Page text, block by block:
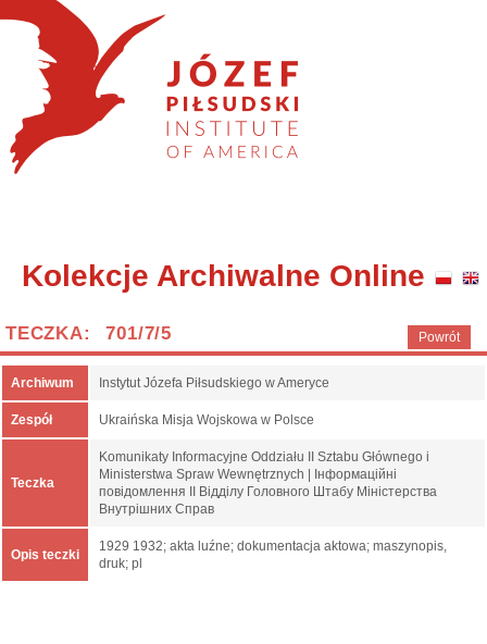
Kolekcje Archiwalne Online
Powrót
TECZKA: 701/7/5
Archiwum Instytut Józefa Piłsudskiego w Ameryce
Zespół Ukraińska Misja Wojskowa w Polsce
Teczka
Komunikaty Informacyjne Oddziału II Sztabu Głównego i
Ministerstwa Spraw Wewnętrznych | Інформаційні
повідомлення ІІ Відділу Головного Штабу Міністерства
Внутрішних Справ
Opis teczki
1929 1932; akta luźne; dokumentacja aktowa; maszynopis,
druk; pl